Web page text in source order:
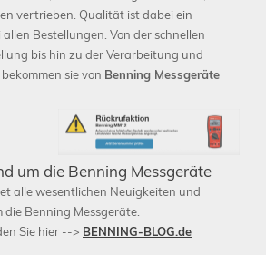
vertrieben. Qualität ist dabei ein
Bestellungen. Von der schnellen
bis hin zu der Verarbeitung und
sie von Benning Messgeräte
um die Benning Messgeräte
alle wesentlichen Neuigkeiten und
Benning Messgeräte.
Sie hier --> BENNING-BLOG.de